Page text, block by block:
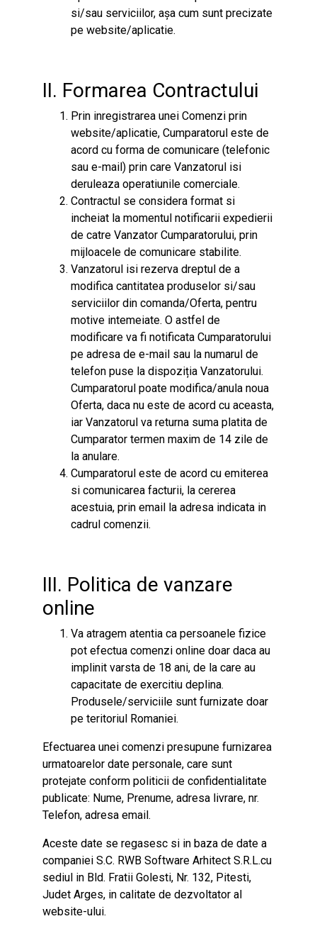
si/sau serviciilor, așa cum sunt precizate
pe website/aplicatie.
II. Formarea Contractului
Prin inregistrarea unei Comenzi prin
website/aplicatie, Cumparatorul este de
acord cu forma de comunicare (telefonic
sau e-mail) prin care Vanzatorul isi
deruleaza operatiunile comerciale.
Contractul se considera format si
incheiat la momentul notificarii expedierii
de catre Vanzator Cumparatorului, prin
mijloacele de comunicare stabilite.
Vanzatorul isi rezerva dreptul de a
modifica cantitatea produselor si/sau
serviciilor din comanda/Oferta, pentru
motive intemeiate. O astfel de
modificare va fi notificata Cumparatorului
pe adresa de e-mail sau la numarul de
telefon puse la dispoziția Vanzatorului.
Cumparatorul poate modifica/anula noua
Oferta, daca nu este de acord cu aceasta,
iar Vanzatorul va returna suma platita de
Cumparator termen maxim de 14 zile de
la anulare.
Cumparatorul este de acord cu emiterea
si comunicarea facturii, la cererea
acestuia, prin email la adresa indicata in
cadrul comenzii.
III. Politica de vanzare
online
Va atragem atentia ca persoanele fizice
pot efectua comenzi online doar daca au
implinit varsta de 18 ani, de la care au
capacitate de exercitiu deplina.
Produsele/serviciile sunt furnizate doar
pe teritoriul Romaniei.
Efectuarea unei comenzi presupune furnizarea
urmatoarelor date personale, care sunt
protejate conform politicii de confidentialitate
publicate: Nume, Prenume, adresa livrare, nr.
Telefon, adresa email.
Aceste date se regasesc si in baza de date a
companiei S.C. RWB Software Arhitect S.R.L.cu
sediul in Bld. Fratii Golesti, Nr. 132, Pitesti,
Judet Arges, in calitate de dezvoltator al
website-ului.